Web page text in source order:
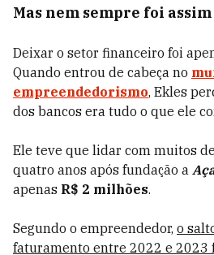
Mas nem sempre foi assim
Deixar o setor financeiro foi
Quando entrou de cabeça no
empreendedorismo, Ekles
dos bancos era tudo o que ele
Ele teve que lidar com muitos
quatro anos após fundação a
apenas R$ 2 milhões.
Segundo o empreendedor, o
faturamento entre 2022 e 2023